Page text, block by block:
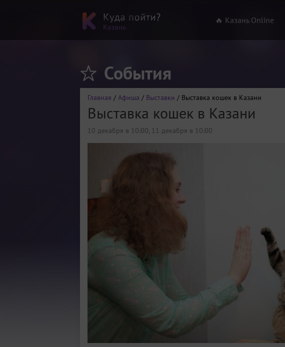
🔥 Казань Online
События
Главная / Афиша / Выставки / Выставка кошек в Казани
Выставка кошек в Казани
10 декабря в 10:00, 11 декабря в 10:00